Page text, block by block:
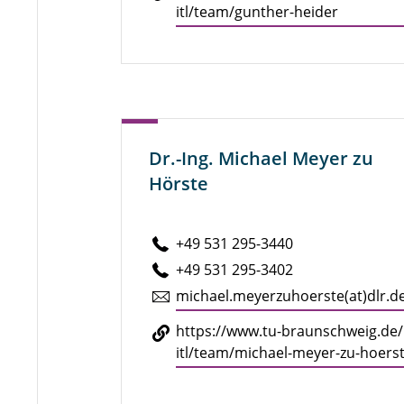
itl/​team/​gunther-​heider
Dr.-Ing. Michael Meyer zu
Hörste
+49 531 295-3440
+49 531 295-3402
https://​www.​tu-​braunschweig.​de/​
itl/​team/​michael-​meyer-​zu-​